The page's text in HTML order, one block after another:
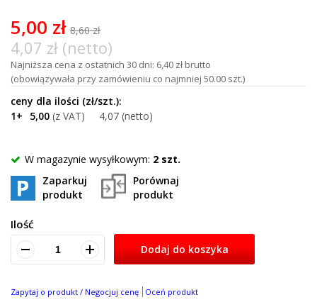
5,00 zł 8,60 zł
4,07 zł (netto)
Najniższa cena z ostatnich 30 dni: 6,40 zł brutto
(obowiązywała przy zamówieniu co najmniej 50.00 szt.)
1+ 5,00 4,07
W magazynie wysyłkowym: 2 szt.
Zaparkuj
produkt
Porównaj
produkt
Ilość
Dodaj do koszyka
Zapytaj o produkt / Negocjuj cenę Oceń produkt